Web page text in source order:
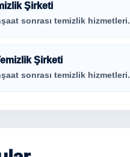
Şirketi
sonrası temizlik hizmetleri.
Şirketi
sonrası temizlik hizmetleri.